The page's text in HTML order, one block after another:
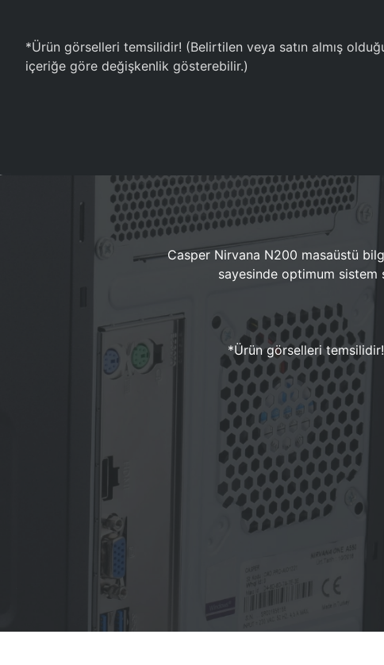
*Ürün görselleri temsilidir! (Belirtilen veya satın almış
içeriğe göre değişkenlik gösterebilir.)
Casper Nirvana N200 masaüstü
sayesinde optimum sistem
*Ürün görselleri